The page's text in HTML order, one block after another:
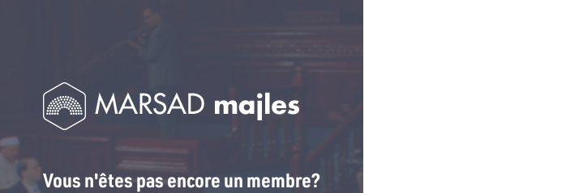
Vous n'êtes pas encore un membre?